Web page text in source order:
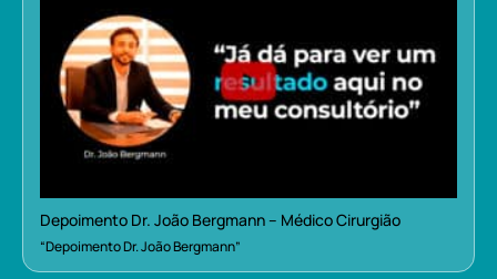
Depoimento Dr. João Bergmann – Médico Cirurgião
“Depoimento Dr. João Bergmann”